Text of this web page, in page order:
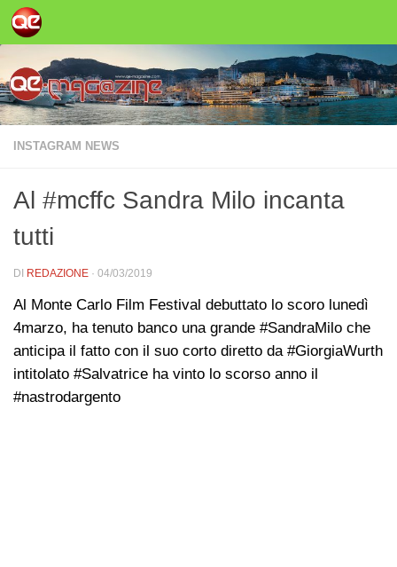
Salta al contenuto
INSTAGRAM NEWS
Al #mcffc Sandra Milo incanta
tutti
DI REDAZIONE · 04/03/2019
Al Monte Carlo Film Festival debuttato lo scoro lunedì
4marzo, ha tenuto banco una grande #SandraMilo che
anticipa il fatto con il suo corto diretto da #GiorgiaWurth
intitolato #Salvatrice ha vinto lo scorso anno il
#nastrodargento